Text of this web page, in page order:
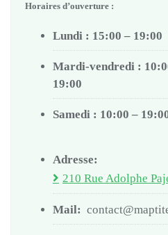
Horaires d’ouverture :
Lundi : 15:00 – 19:00
Mardi-vendredi :
19:00
Samedi : 10:00 –
Adresse:
210 Rue Adolphe
Mail: